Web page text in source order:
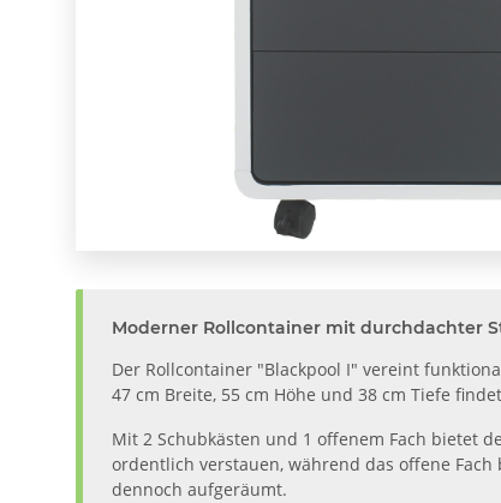
Moderner Rollcontainer mit durchdachter
Der Rollcontainer "Blackpool I" vereint
47 cm Breite, 55 cm Höhe und 38 cm Tiefe
Mit 2 Schubkästen und 1 offenem Fach bietet
ordentlich verstauen, während das offene
dennoch aufgeräumt.